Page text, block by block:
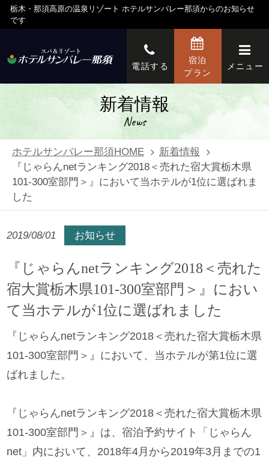
栃木・那須高原の温泉リゾート ホテルサンバレー那須からのお知らせ
です
電話する
宿泊
プラン
メニュー
新着情報
News
ホテルサンバレー那須HOME
新着情報
『じゃらんnetランキング2018＜売れた宿大賞栃木県
101-300室部門＞』において当ホテルが1位に選ばれま
した
2019/08/01 お知らせ
『じゃらんnetランキング2018＜売れた
宿大賞栃木県101-300室部門＞』におい
て当ホテルが1位に選ばれました
『じゃらんnetランキング2018＜売れた宿大賞栃木県
101-300室部門＞』において、当ホテルが第1位に選
ばれました。
『じゃらんnetランキング2018＜売れた宿大賞栃木県
101-300室部門＞』は、宿泊予約サイト「じゃらん
net」内において、2018年4月から2019年3月までの1